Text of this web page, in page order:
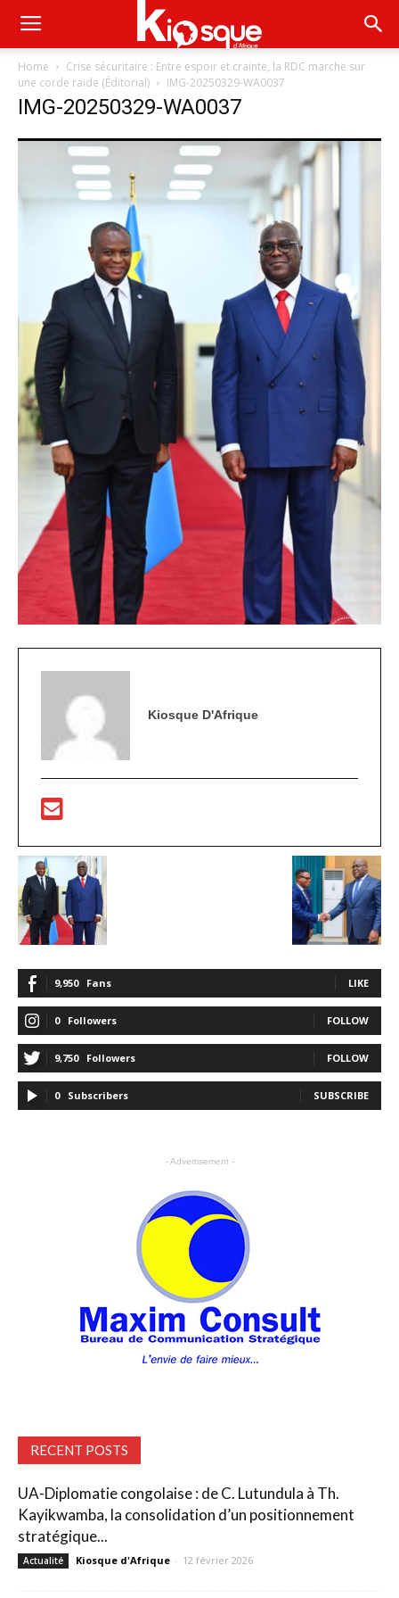
Home
Crise sécuritaire : Entre espoir et crainte, la RDC marche sur
une corde raide (Éditorial)
IMG-20250329-WA0037
IMG-20250329-WA0037
Kiosque D'Afrique
9,950 Fans LIKE
0 Followers FOLLOW
9,750 Followers FOLLOW
0 Subscribers SUBSCRIBE
- Advertisement -
RECENT POSTS
UA-Diplomatie congolaise : de C. Lutundula à Th.
Kayikwamba, la consolidation d’un positionnement
stratégique...
Actualité Kiosque d'Afrique - 12 février 2026